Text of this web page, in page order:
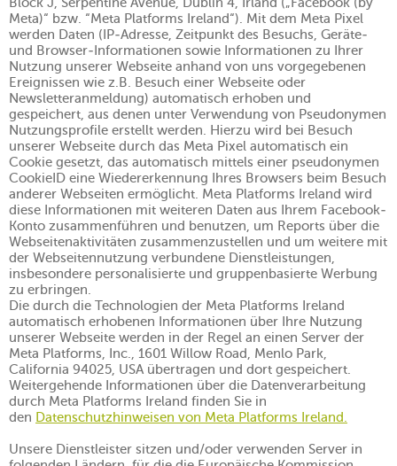
Meta)“ bzw. “Meta Platforms Ireland“). Mit dem Meta Pixel
werden Daten (IP-Adresse, Zeitpunkt des Besuchs, Geräte-
und Browser-Informationen sowie Informationen zu Ihrer
Nutzung unserer Webseite anhand von uns vorgegebenen
Ereignissen wie z.B. Besuch einer Webseite oder
Newsletteranmeldung) automatisch erhoben und
gespeichert, aus denen unter Verwendung von Pseudonymen
Nutzungsprofile erstellt werden. Hierzu wird bei Besuch
unserer Webseite durch das Meta Pixel automatisch ein
Cookie gesetzt, das automatisch mittels einer pseudonymen
CookieID eine Wiedererkennung Ihres Browsers beim Besuch
anderer Webseiten ermöglicht. Meta Platforms Ireland wird
diese Informationen mit weiteren Daten aus Ihrem Facebook-
Konto zusammenführen und benutzen, um Reports über die
Webseitenaktivitäten zusammenzustellen und um weitere mit
der Webseitennutzung verbundene Dienstleistungen,
insbesondere personalisierte und gruppenbasierte Werbung
zu erbringen.
Die durch die Technologien der Meta Platforms Ireland
automatisch erhobenen Informationen über Ihre Nutzung
unserer Webseite werden in der Regel an einen Server der
Meta Platforms, Inc., 1601 Willow Road, Menlo Park,
California 94025, USA übertragen und dort gespeichert.
Weitergehende Informationen über die Datenverarbeitung
durch Meta Platforms Ireland finden Sie in
den Datenschutzhinweisen von Meta Platforms Ireland.
Unsere Dienstleister sitzen und/oder verwenden Server in